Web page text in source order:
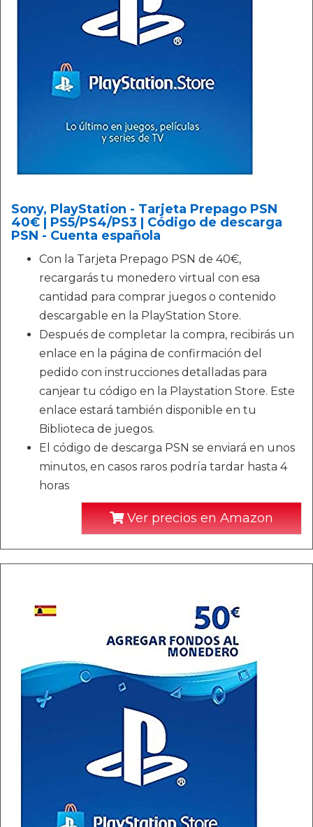
Sony, PlayStation - Tarjeta Prepago PSN
40€ | PS5/PS4/PS3 | Código de descarga
PSN - Cuenta española
Con la Tarjeta Prepago PSN de 40€,
recargarás tu monedero virtual con esa
cantidad para comprar juegos o contenido
descargable en la PlayStation Store.
Después de completar la compra, recibirás un
enlace en la página de confirmación del
pedido con instrucciones detalladas para
canjear tu código en la Playstation Store. Este
enlace estará también disponible en tu
Biblioteca de juegos.
El código de descarga PSN se enviará en unos
minutos, en casos raros podría tardar hasta 4
horas
Ver precios en Amazon